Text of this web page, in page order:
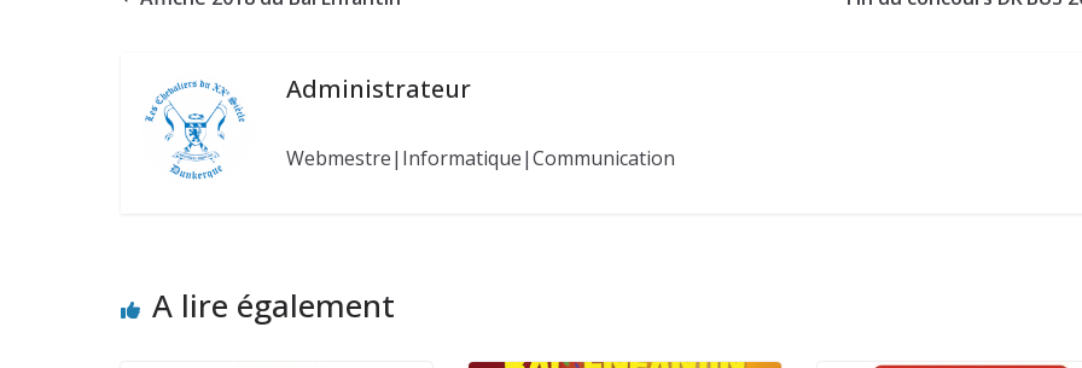
Administrateur
Webmestre|Informatique|Communication
A lire également